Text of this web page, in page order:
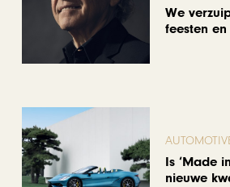
We
feesten
Is ‘Made
nieuwe